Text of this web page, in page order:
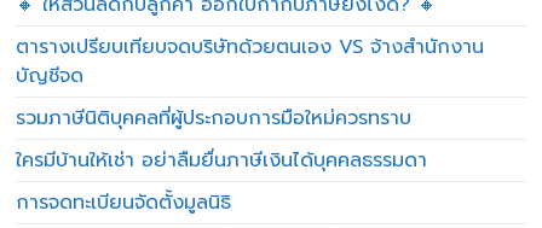
ตารางเปรียบเทียบจดบริษัทด้วยตนเอง VS จ้างสำนักงาน
บัญชีจด
รวมภาษีนิติบุคคลที่ผู้ประกอบการมือใหม่ควรทราบ
ใครมีบ้านให้เช่า อย่าลืมยื่นภาษีเงินได้บุคคลธรรมดา
การจดทะเบียนจัดตั้งมูลนิธิ